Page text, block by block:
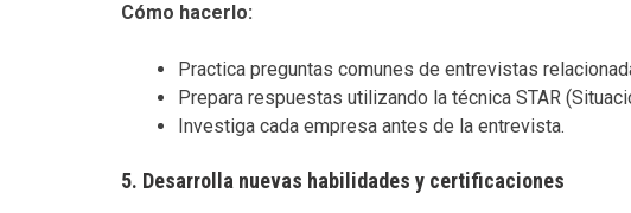
Cómo hacerlo:
Practica preguntas comunes de entrevistas
Prepara respuestas utilizando la técnica STAR
Investiga cada empresa antes de la entrevista.
5. Desarrolla nuevas habilidades y certificaciones